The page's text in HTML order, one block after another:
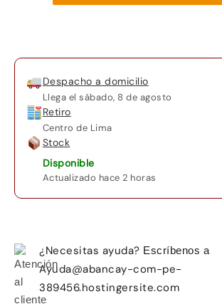
Despacho a domicilio
Llega elsábado, 8 de agosto
Retiro
Centro de Lima
Stock
Disponible
Actualizado hace 2 horas
¿Necesitas ayuda? Escríbenos a
Ayuda@abancay-com-pe-
389456.hostingersite.com